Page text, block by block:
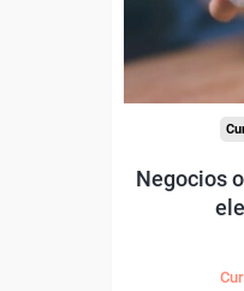
-Información,
y
Negocios